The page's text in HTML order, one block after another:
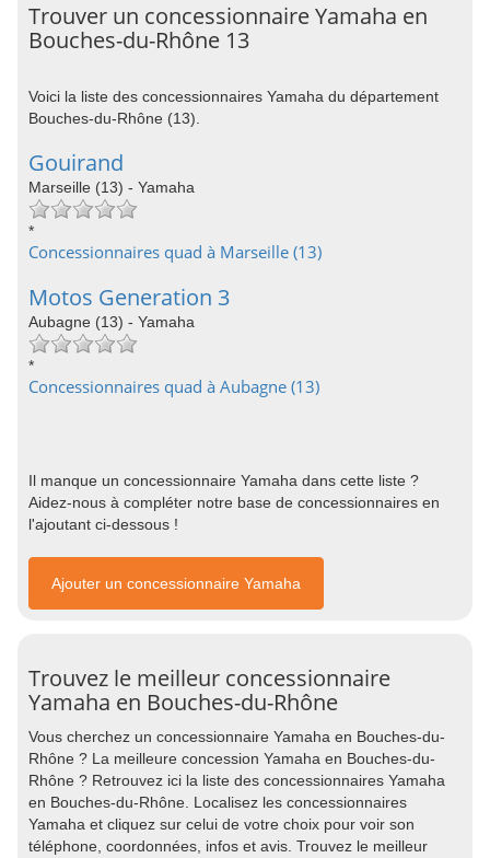
Trouver un concessionnaire Yamaha en
Bouches-du-Rhône 13
Voici la liste des concessionnaires Yamaha du département
Bouches-du-Rhône (13).
Gouirand
Marseille (13) - Yamaha
*
Concessionnaires quad à Marseille (13)
Motos Generation 3
Aubagne (13) - Yamaha
*
Concessionnaires quad à Aubagne (13)
Il manque un concessionnaire Yamaha dans cette liste ?
Aidez-nous à compléter notre base de concessionnaires en
l'ajoutant ci-dessous !
Ajouter un concessionnaire Yamaha
Trouvez le meilleur concessionnaire
Yamaha en Bouches-du-Rhône
Vous cherchez un concessionnaire Yamaha en Bouches-du-
Rhône ? La meilleure concession Yamaha en Bouches-du-
Rhône ? Retrouvez ici la liste des concessionnaires Yamaha
en Bouches-du-Rhône. Localisez les concessionnaires
Yamaha et cliquez sur celui de votre choix pour voir son
téléphone, coordonnées, infos et avis. Trouvez le meilleur